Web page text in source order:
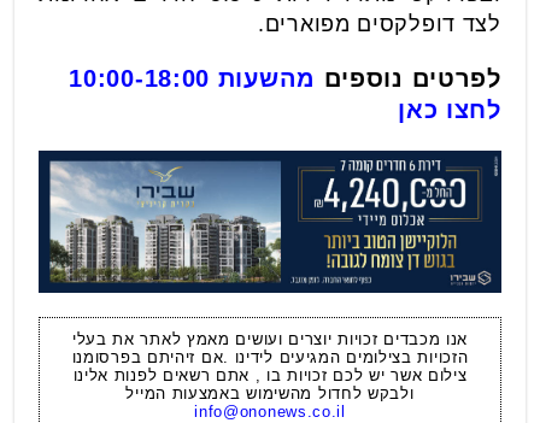
לצד דופלקסים מפוארים.
לפרטים נוספים
מהשעות 10:00-18:00
לחצו כאן
אנו מכבדים זכויות יוצרים ועושים מאמץ לאתר את בעלי
הזכויות בצילומים המגיעים לידינו .אם זיהיתם בפרסומנו
צילום אשר יש לכם זכויות בו , אתם רשאים לפנות אלינו
ולבקש לחדול מהשימוש באמצעות המייל
info@ononews.co.il